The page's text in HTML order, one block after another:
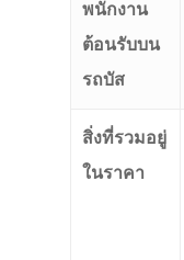
พนักงาน
ต้อนรับบน
รถบัส
สิ่งที่รวมอยู่
ในราคา